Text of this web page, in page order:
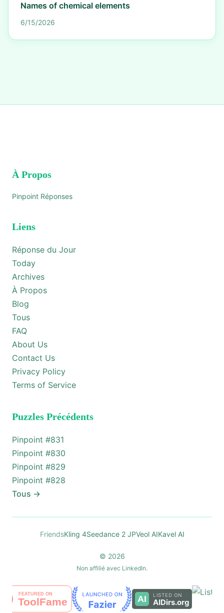
Names of chemical elements
6/15/2026
À Propos
Pinpoint Réponses
Liens
Réponse du Jour
Today
Archives
À Propos
Blog
Tous
FAQ
About Us
Contact Us
Privacy Policy
Terms of Service
Puzzles Précédents
Pinpoint #831
Pinpoint #830
Pinpoint #829
Pinpoint #828
Tous →
FriendsKling 4Seedance 2 JPVeol AIKavel AI
© 2026
Non affilié avec LinkedIn.